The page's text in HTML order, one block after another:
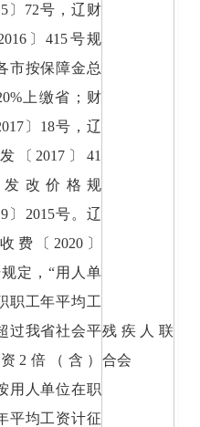
〕72号，辽财
〕415号规
市按保障金总
上缴省；财
〕18号，辽
〔2017〕41
改价格规
〕2015号。辽
费〔2020〕
规定，“用人单
职工年平均工
过我省社会平
2倍（含）
用人单位在职
平均工资计征
残疾人联
合会